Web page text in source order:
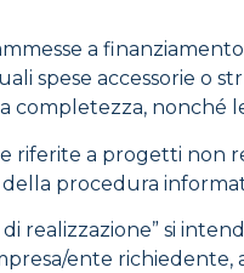
a
spese accessorie o
completezza, nonché
riferite a progetti non
procedura
realizzazione” si
ente